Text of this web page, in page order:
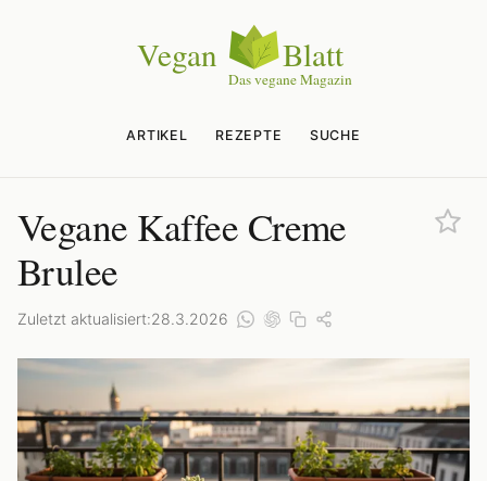
ARTIKEL REZEPTE SUCHE
Vegane Kaffee Creme
Brulee
Zuletzt aktualisiert:28.3.2026